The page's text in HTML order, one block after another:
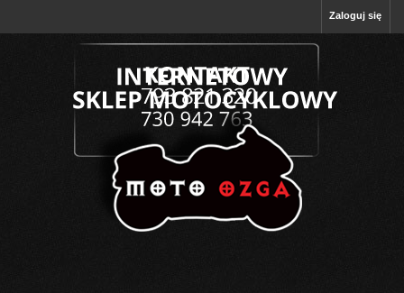
Zaloguj się